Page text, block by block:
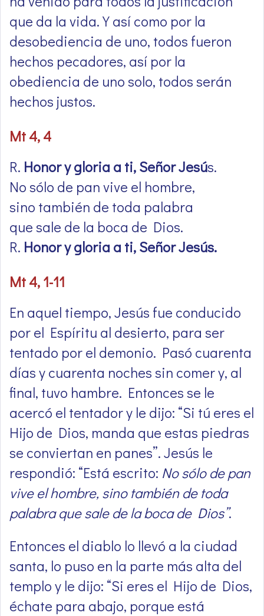
que da la vida. Y así como por la
desobediencia de uno, todos fueron
hechos pecadores, así por la
obediencia de uno solo, todos serán
hechos justos.
Mt 4, 4
R. Honor y gloria a ti, Señor Jesús.
No sólo de pan vive el hombre,
sino también de toda palabra
que sale de la boca de Dios.
R. Honor y gloria a ti, Señor Jesús.
Mt 4, 1-11
En aquel tiempo, Jesús fue conducido
por el Espíritu al desierto, para ser
tentado por el demonio. Pasó cuarenta
días y cuarenta noches sin comer y, al
final, tuvo hambre. Entonces se le
acercó el tentador y le dijo: “Si tú eres el
Hijo de Dios, manda que estas piedras
se conviertan en panes”. Jesús le
respondió: “Está escrito: No sólo de pan
vive el hombre, sino también de toda
palabra que sale de la boca de Dios”.
Entonces el diablo lo llevó a la ciudad
santa, lo puso en la parte más alta del
templo y le dijo: “Si eres el Hijo de Dios,
échate para abajo, porque está